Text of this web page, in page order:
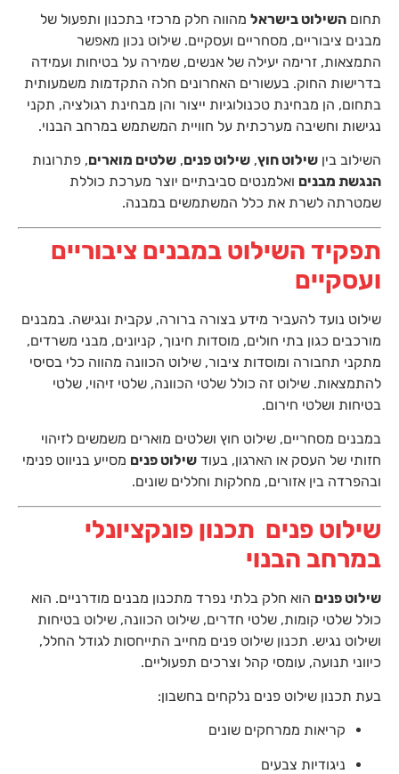
תחום השילוט בישראל מהווה חלק מרכזי בתכנון ותפעול של
מבנים ציבוריים, מסחריים ועסקיים. שילוט נכון מאפשר
התמצאות, זרימה יעילה של אנשים, שמירה על בטיחות ועמידה
בדרישות החוק. בעשורים האחרונים חלה התקדמות משמעותית
בתחום, הן מבחינת טכנולוגיות ייצור והן מבחינת רגולציה, תקני
נגישות וחשיבה מערכתית על חוויית המשתמש במרחב הבנוי.
השילוב בין שילוט חוץ, שילוט פנים, שלטים מוארים, פתרונות
הנגשת מבנים ואלמנטים סביבתיים יוצר מערכת כוללת
שמטרתה לשרת את כלל המשתמשים במבנה.
תפקיד השילוט במבנים ציבוריים
ועסקיים
שילוט נועד להעביר מידע בצורה ברורה, עקבית ונגישה. במבנים
מורכבים כגון בתי חולים, מוסדות חינוך, קניונים, מבני משרדים,
מתקני תחבורה ומוסדות ציבור, שילוט הכוונה מהווה כלי בסיסי
להתמצאות. שילוט זה כולל שלטי הכוונה, שלטי זיהוי, שלטי
בטיחות ושלטי חירום.
במבנים מסחריים, שילוט חוץ ושלטים מוארים משמשים לזיהוי
חזותי של העסק או הארגון, בעוד שילוט פנים מסייע בניווט פנימי
ובהפרדה בין אזורים, מחלקות וחללים שונים.
שילוט פנים תכנון פונקציונלי
במרחב הבנוי
שילוט פנים הוא חלק בלתי נפרד מתכנון מבנים מודרניים. הוא
כולל שלטי קומות, שלטי חדרים, שילוט הכוונה, שילוט בטיחות
ושילוט נגיש. תכנון שילוט פנים מחייב התייחסות לגודל החלל,
כיווני תנועה, עומסי קהל וצרכים תפעוליים.
בעת תכנון שילוט פנים נלקחים בחשבון:
קריאות ממרחקים שונים
ניגודיות צבעים